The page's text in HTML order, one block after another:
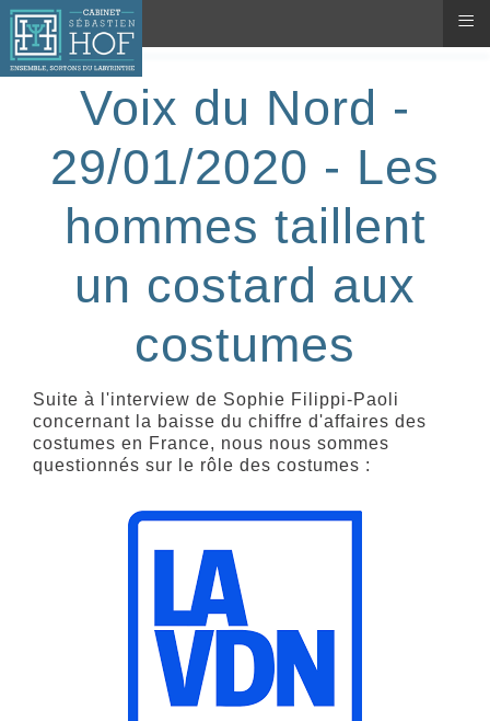
Voix du Nord -
29/01/2020 - Les
hommes taillent
un costard aux
costumes
Suite à l'interview de Sophie Filippi-Paoli
concernant la baisse du chiffre d'affaires des
costumes en France, nous nous sommes
questionnés sur le rôle des costumes :
≡